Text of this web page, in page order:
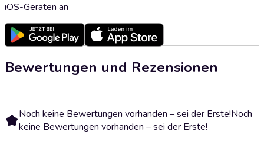
iOS-Geräten an
Bewertungen und Rezensionen
Noch keine Bewertungen vorhanden – sei der Erste!Noch
keine Bewertungen vorhanden – sei der Erste!